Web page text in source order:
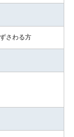
さわる方